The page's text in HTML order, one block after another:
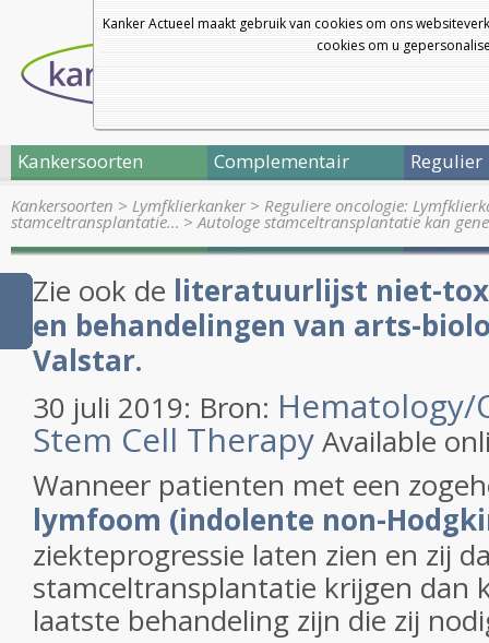
Kanker Actueel maakt gebruik van cookies om ons
cookies om u
Kankersoorten Complementair Regulier
Kankersoorten > Lymfklierkanker> Reguliere oncologie:
stamceltransplantatie… >Autologe stamceltransplantatie kan
Zie ook de literatuurlijst niet-
en behandelingen van arts-
Valstar.
30 juli 2019: Bron: Hematology/
Stem Cell TherapyAvailable
Wanneer patienten met een
lymfoom (indolente non-
ziekteprogressie laten zien en zij
stamceltransplantatie krijgen dan
laatste behandeling zijn die zij